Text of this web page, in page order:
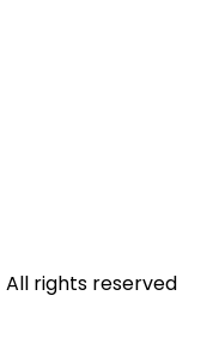
All rights reserved